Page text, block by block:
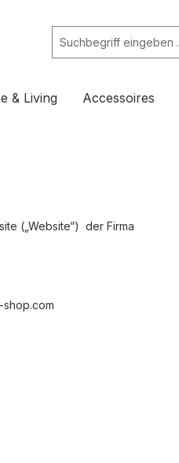
& Living Accessoires
(„Website“) der Firma